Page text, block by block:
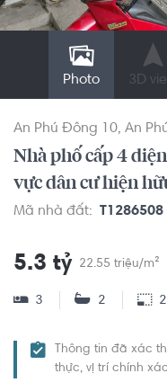
Photo 3D
An Phú Đông 10 An
Nhà phố cấp 4
vực dân cư hiện
Mã nhà đất: T1286508
5.3 tỷ 22.55 triệu/m²
3 2
Thông tin đã xác
thực, vị trí chính